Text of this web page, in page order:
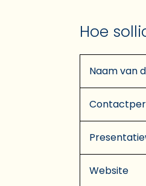
Hoe
Naam van
Website